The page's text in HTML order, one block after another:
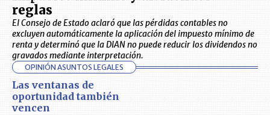
reglas
El Consejo de Estado aclaró que las pérdidas contables no
excluyen automáticamente la aplicación del impuesto mínimo de
renta y determinó que la DIAN no puede reducir los dividendos no
gravados mediante interpretación.
OPINIÓN ASUNTOS LEGALES
Las ventanas de
oportunidad también
vencen